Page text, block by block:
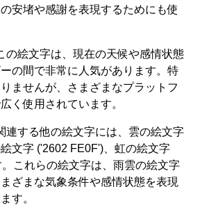
安堵や感謝を表現するためにも使
の絵文字は、現在の天候や感情状態
の間で非常に人気があります。特
ませんが、さまざまなプラットフ
く使用されています。
連する他の絵文字には、雲の絵文字
文字 ('2602 FE0F')、虹の絵文字
これらの絵文字は、雨雲の絵文字
ざまな気象条件や感情状態を表現
す。